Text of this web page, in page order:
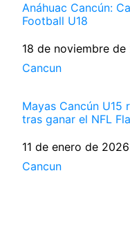
Anáhuac Cancún:
Football U18
Fecha
18 de noviembre
Respecto a
Cancun
Mayas Cancún U15
tras ganar el NFL
Fecha
11 de enero de 2026
Respecto a
Cancun